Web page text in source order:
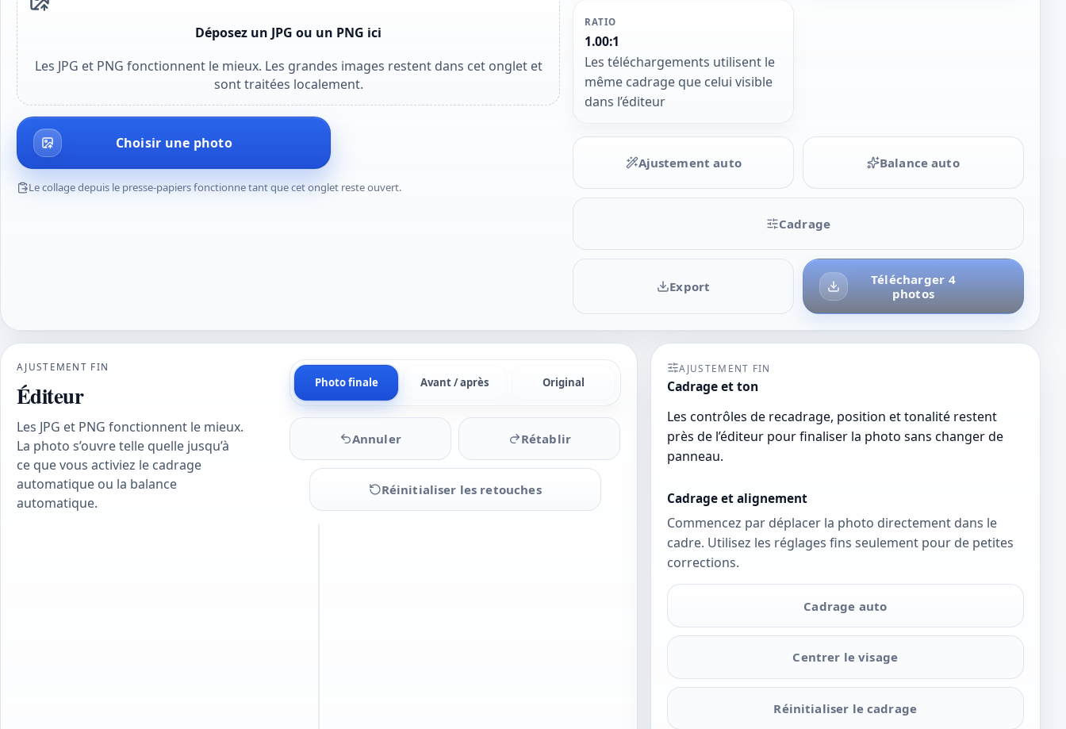
Déposez un JPG ou un PNG ici
Les JPG et PNG fonctionnent le mieux. Les grandes images restent dans cet onglet et
sont traitées localement.
Choisir une photo
Le collage depuis le presse-papiers fonctionne tant que cet onglet reste ouvert.
RATIO
1.00:1
Les téléchargements utilisent le
même cadrage que celui visible
dans l’éditeur
Ajustement auto Balance auto
Cadrage
Télécharger 4
photos
Export
AJUSTEMENT FIN
Éditeur
Les JPG et PNG fonctionnent le mieux.
La photo s’ouvre telle quelle jusqu’à
ce que vous activiez le cadrage
automatique ou la balance
automatique.
Photo finale Avant / après Original
Annuler Rétablir
Réinitialiser les retouches
AJUSTEMENT FIN
Cadrage et ton
Les contrôles de recadrage, position et tonalité restent
près de l’éditeur pour finaliser la photo sans changer de
panneau.
Cadrage et alignement
Commencez par déplacer la photo directement dans le
cadre. Utilisez les réglages fins seulement pour de petites
corrections.
Cadrage auto
Centrer le visage
Réinitialiser le cadrage